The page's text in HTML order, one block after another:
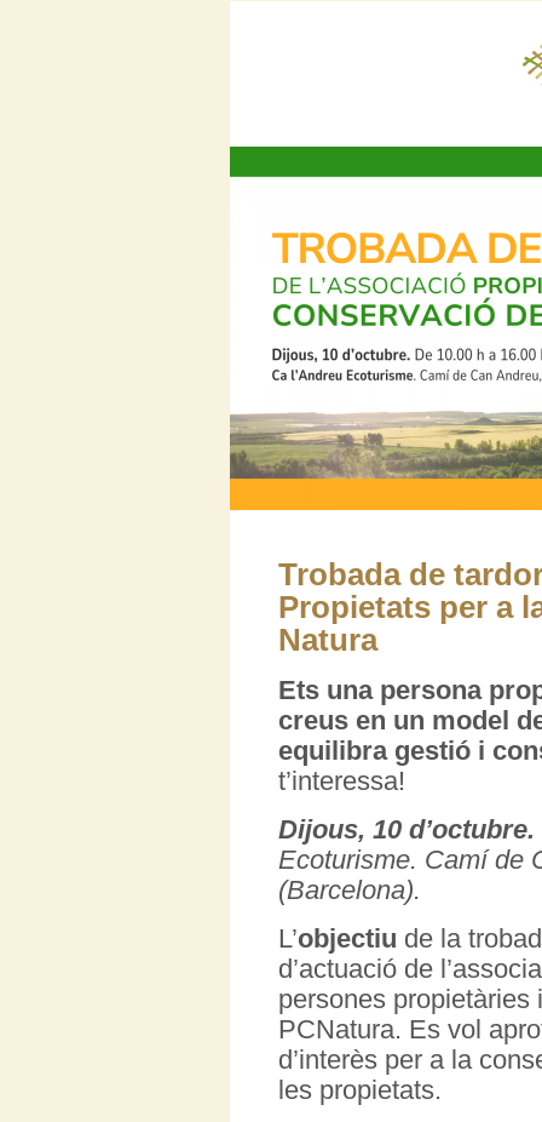
Trobada de
Propietats per a
Natura
Ets una persona
creus en un model
equilibra gestió i
t’interessa!
Dijous, 10 d’octubre.
Ecoturisme. Camí de
(Barcelona).
L’objectiu de la
d’actuació de
persones
PCNatura. Es vol
d’interès per a la
les propietats.